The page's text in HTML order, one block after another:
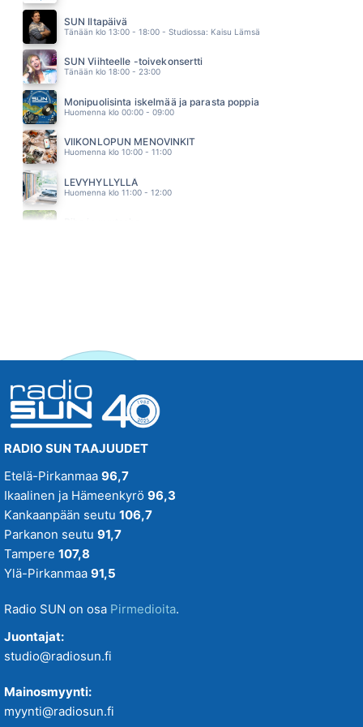
PHILHARMONIC
01.51
SUN Iltapäivä
Tänään klo 13:00 - 18:00 - Studiossa: Kaisu Lämsä
SUN Viihteelle -toivekonsertti
Tänään klo 18:00 - 23:00
Monipuolisinta iskelmää ja parasta poppia
Huomenna klo 00:00 - 09:00
VIIKONLOPUN MENOVINKIT
Huomenna klo 10:00 - 11:00
LEVYHYLLYLLÄ
Huomenna klo 11:00 - 12:00
RADIO SUN TAAJUUDET
Etelä-Pirkanmaa 96,7
Ikaalinen ja Hämeenkyrö 96,3
Kankaanpään seutu 106,7
Parkanon seutu 91,7
Tampere 107,8
Ylä-Pirkanmaa 91,5
Radio SUN on osa Pirmedioita.
Juontajat:
studio@radiosun.fi
Mainosmyynti:
myynti@radiosun.fi